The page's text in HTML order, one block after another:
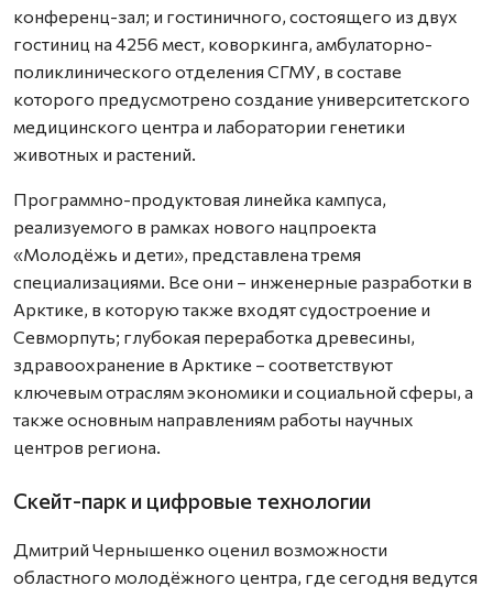
конференц-зал; и гостиничного, состоящего из двух
гостиниц на 4256 мест, коворкинга, амбулаторно-
поликлинического отделения СГМУ, в составе
которого предусмотрено создание университетского
медицинского центра и лаборатории генетики
животных и растений.
Программно-продуктовая линейка кампуса,
реализуемого в рамках нового нацпроекта
«Молодёжь и дети», представлена тремя
специализациями. Все они – инженерные разработки в
Арктике, в которую также входят судостроение и
Севморпуть; глубокая переработка древесины,
здравоохранение в Арктике – соответствуют
ключевым отраслям экономики и социальной сферы, а
также основным направлениям работы научных
центров региона.
Скейт-парк и цифровые технологии
Дмитрий Чернышенко оценил возможности
областного молодёжного центра, где сегодня ведутся